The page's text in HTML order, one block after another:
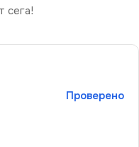
сега!
Проверено